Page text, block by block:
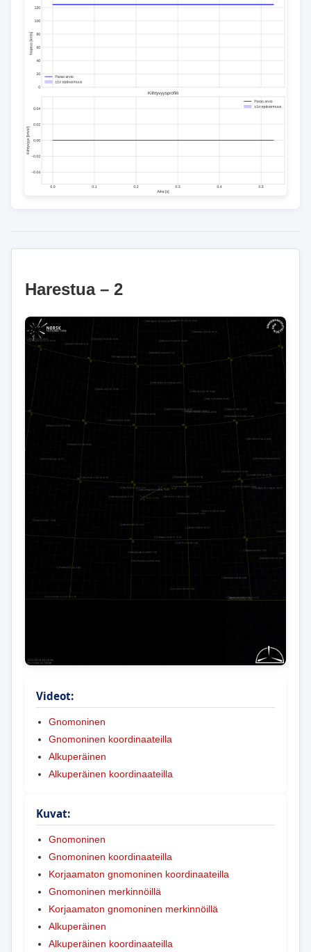
Harestua – 2
Videot:
Gnomoninen
Gnomoninen koordinaateilla
Alkuperäinen
Alkuperäinen koordinaateilla
Kuvat:
Gnomoninen
Gnomoninen koordinaateilla
Korjaamaton gnomoninen koordinaateilla
Gnomoninen merkinnöillä
Korjaamaton gnomoninen merkinnöillä
Alkuperäinen
Alkuperäinen koordinaateilla